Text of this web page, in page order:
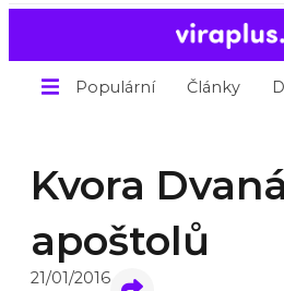
Populární Články
Kvora
apoštolů
21/01/2016